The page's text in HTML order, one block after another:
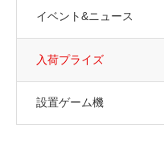
イベント&ニュース
入荷プライズ
設置ゲーム機